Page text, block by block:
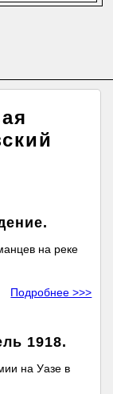
на реке
Подробнее >>>
1918.
на Уазе в